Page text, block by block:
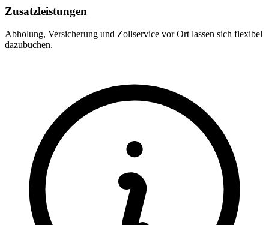
Zusatzleistungen
Abholung, Versicherung und Zollservice vor Ort lassen sich flexibel
dazubuchen.